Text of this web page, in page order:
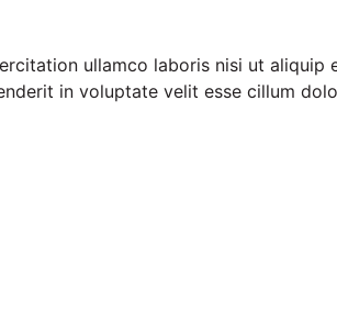
ullamco laboris nisi ut aliquip
in voluptate velit esse cillum